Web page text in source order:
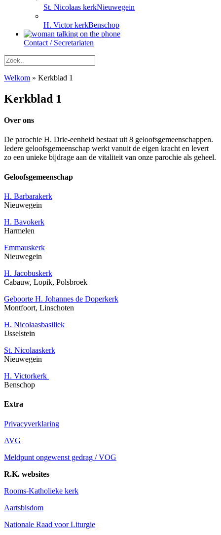
St. Nicolaas kerkNieuwegein
H. Victor kerkBenschop
Contact / Secretariaten
Welkom » Kerkblad 1
Kerkblad 1
Over ons
De parochie H. Drie-eenheid bestaat uit 8 geloofsgemeenschappen.
Iedere geloofsgemeenschap werkt vanuit de eigen kracht en levert
zo een unieke bijdrage aan de vitaliteit van onze parochie als geheel.
Geloofsgemeenschap
H. Barbarakerk
Nieuwegein
H. Bavokerk
Harmelen
Emmauskerk
Nieuwegein
H. Jacobuskerk
Cabauw, Lopik, Polsbroek
Geboorte H. Johannes de Doperkerk
Montfoort, Linschoten
H. Nicolaasbasiliek
IJsselstein
St. Nicolaaskerk
Nieuwegein
H. Victorkerk
Benschop
Extra
Privacyverklaring
AVG
Meldpunt ongewenst gedrag / VOG
R.K. websites
Rooms-Katholieke kerk
Aartsbisdom
Nationale Raad voor Liturgie